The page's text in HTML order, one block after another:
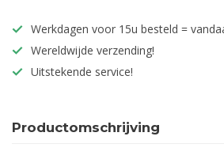
Werkdagen voor 15u besteld =
Wereldwijde verzending!
Uitstekende service!
Productomschrijving